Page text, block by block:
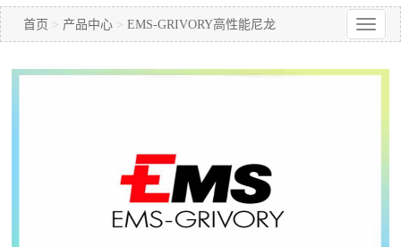
首页 > 产品中心 > EMS-GRIVORY高性能尼龙